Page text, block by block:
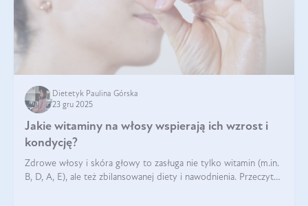
Dietetyk Paulina Górska
23 gru 2025
Jakie witaminy na włosy wspierają ich wzrost i
kondycję?
Zdrowe włosy i skóra głowy to zasługa nie tylko witamin (m.in.
B, D, A, E), ale też zbilansowanej diety i nawodnienia. Przeczytaj